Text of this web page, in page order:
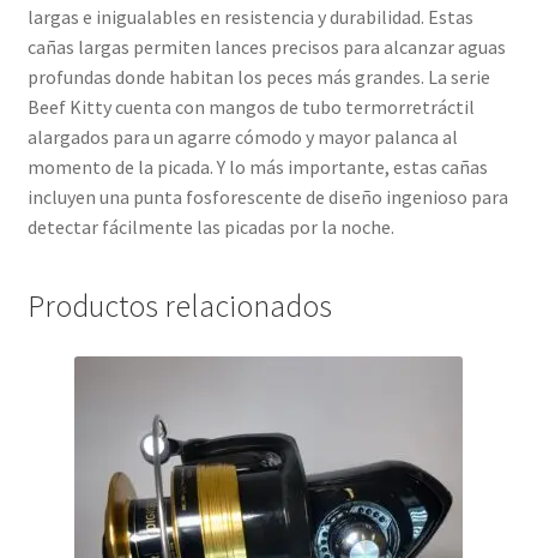
largas e inigualables en resistencia y durabilidad. Estas
cañas largas permiten lances precisos para alcanzar aguas
profundas donde habitan los peces más grandes. La serie
Beef Kitty cuenta con mangos de tubo termorretráctil
alargados para un agarre cómodo y mayor palanca al
momento de la picada. Y lo más importante, estas cañas
incluyen una punta fosforescente de diseño ingenioso para
detectar fácilmente las picadas por la noche.
Productos relacionados